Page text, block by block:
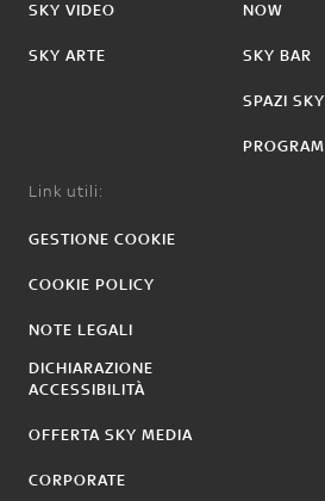
SKY VIDEO
SKY ARTE
NOW
SKY BAR
SPAZI SKY
Link utili:
GESTIONE COOKIE
COOKIE POLICY
NOTE LEGALI
DICHIARAZIONE
ACCESSIBILITÀ
OFFERTA SKY MEDIA
CORPORATE